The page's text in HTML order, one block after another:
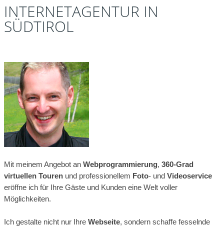
INTERNETAGENTUR IN
SÜDTIROL
Mit meinem Angebot an Webprogrammierung, 360-Grad
virtuellen Touren und professionellem Foto- und Videoservice
eröffne ich für Ihre Gäste und Kunden eine Welt voller
Möglichkeiten.
Ich gestalte nicht nur Ihre Webseite, sondern schaffe fesselnde